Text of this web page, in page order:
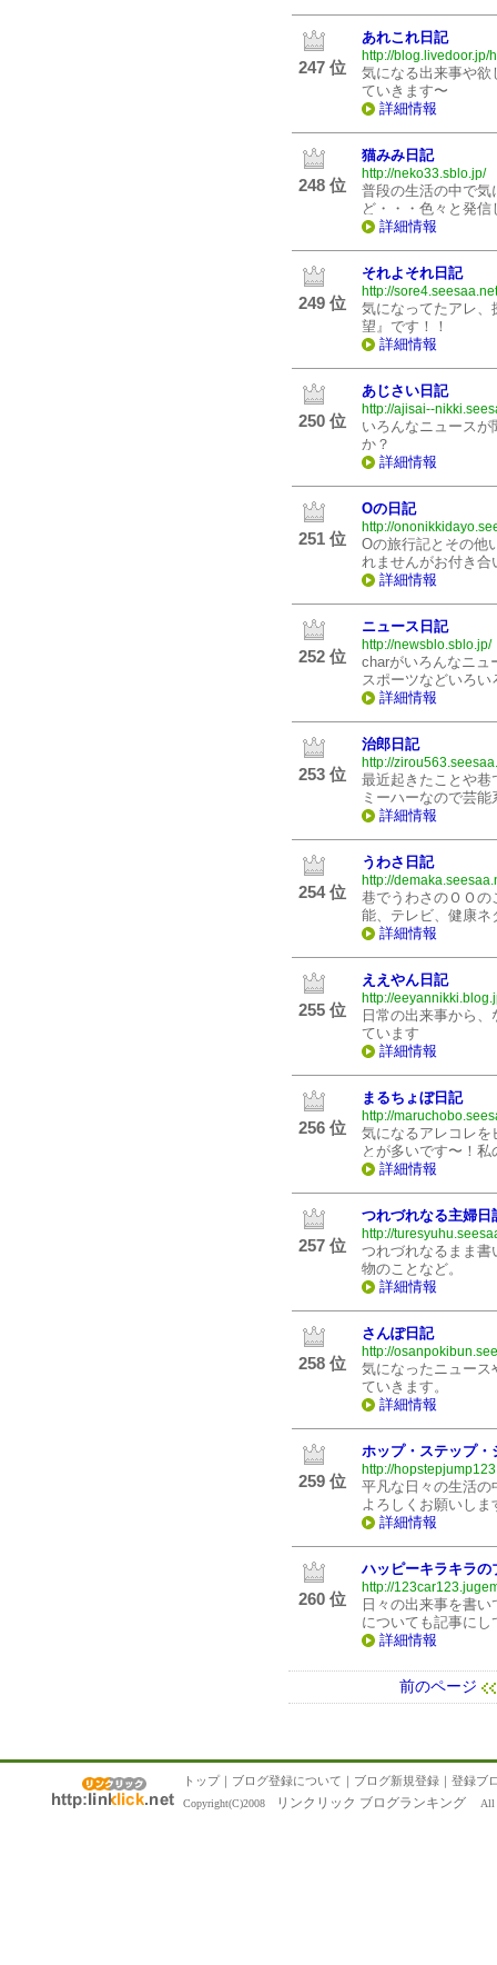
247 位
あれこれ日記
http://blog.livedoor.jp/
気になる出来事や
ていきます〜
詳細情報
248 位
猫みみ日記
http://neko33.sblo.jp/
普段の生活の中で気
ど・・・色々と発
詳細情報
249 位
それよそれ日記
http://
気になってたアレ、
望』です！！
詳細情報
250 位
あじさい日記
http://ajisai--
いろんなニュース
か？
詳細情報
251 位
Oの日記
http://
Oの旅行記とその他
れませんがお付き合
詳細情報
252 位
ニュース日記
http://newsblo.sblo.jp/
charがいろんなニュ
スポーツなどいろい
詳細情報
253 位
治郎日記
http://
最近起きたことや巷
ミーハーなので芸
詳細情報
254 位
うわさ日記
http://
巷でうわさのＯＯの
能、テレビ、健康ネ
詳細情報
255 位
ええやん日記
http://
日常の出来事から
ています
詳細情報
256 位
まるちょぼ日記
http://
気になるアレコレを
とが多いです〜！
詳細情報
257 位
つれづれなる主婦日
http://
つれづれなるまま書
物のことなど。
詳細情報
258 位
さんぽ日記
http://
気になったニュース
ていきます。
詳細情報
259 位
ホップ・ステップ・
http://
平凡な日々の生活の
よろしくお願いしま
詳細情報
260 位
ハッピーキラキラの
http://
日々の出来事を書
についても記事にし
詳細情報
前のページ
トップ｜ ブログ登録について ｜ ブログ新規登録 ｜ 登録ブ
Copyright(C)2008 リンクリック ブログランキング All